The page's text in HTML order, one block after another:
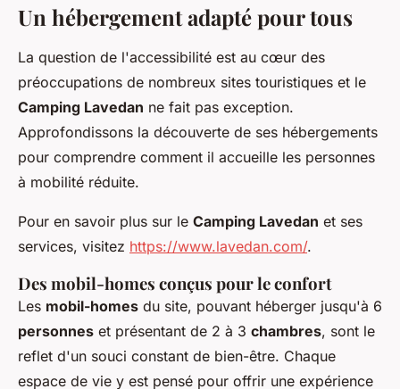
Un hébergement adapté pour tous
La question de l'accessibilité est au cœur des
préoccupations de nombreux sites touristiques et le
Camping Lavedan ne fait pas exception.
Approfondissons la découverte de ses hébergements
pour comprendre comment il accueille les personnes
à mobilité réduite.
Pour en savoir plus sur le Camping Lavedan et ses
services, visitez https://www.lavedan.com/.
Des mobil-homes conçus pour le confort
Les mobil-homes du site, pouvant héberger jusqu'à 6
personnes et présentant de 2 à 3 chambres, sont le
reflet d'un souci constant de bien-être. Chaque
espace de vie y est pensé pour offrir une expérience